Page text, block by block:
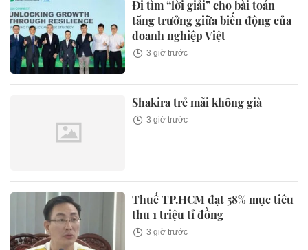
Đi tìm “lời giải” cho bài toán
tăng trưởng giữa biến động của
doanh nghiệp Việt
3 giờ trước
Shakira trẻ mãi không già
3 giờ trước
Thuế TP.HCM đạt 58% mục tiêu
thu 1 triệu tỉ đồng
3 giờ trước